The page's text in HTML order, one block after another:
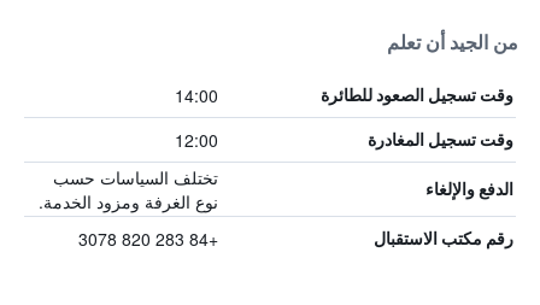
من الجيد أن تعلم
وقت تسجيل الصعود للطائرة 14:00
وقت تسجيل المغادرة 12:00
الدفع والإلغاء
تختلف السياسات حسب
نوع الغرفة ومزود الخدمة.
رقم مكتب الاستقبال +84 283 820 3078